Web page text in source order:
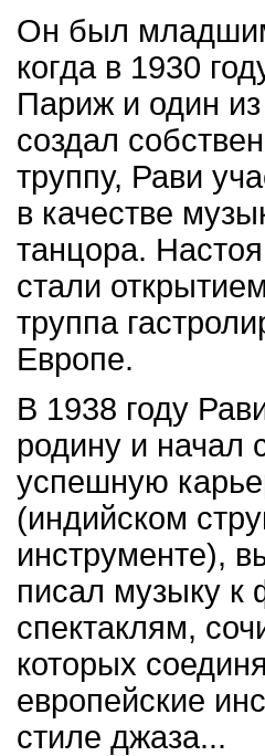
Он был
когда в 1930
Париж и один
создал
труппу, Рави
в качестве
танцора.
стали
труппа
Европе.
В 1938 году
родину и начал
успешную
(индийском
инструменте),
писал музыку
спектаклям,
которых
европейские
стиле джаза...